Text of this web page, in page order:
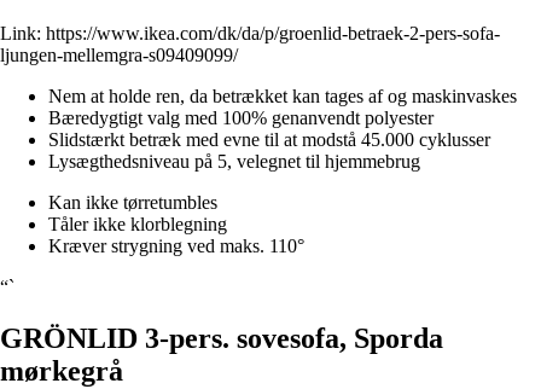
Link: https://www.ikea.com/dk/da/p/groenlid-betraek-2-pers-sofa-
ljungen-mellemgra-s09409099/
Nem at holde ren, da betrækket kan tages af og maskinvaskes
Bæredygtigt valg med 100% genanvendt polyester
Slidstærkt betræk med evne til at modstå 45.000 cyklusser
Lysægthedsniveau på 5, velegnet til hjemmebrug
Kan ikke tørretumbles
Tåler ikke klorblegning
Kræver strygning ved maks. 110°
“`
GRÖNLID 3-pers. sovesofa, Sporda
mørkegrå